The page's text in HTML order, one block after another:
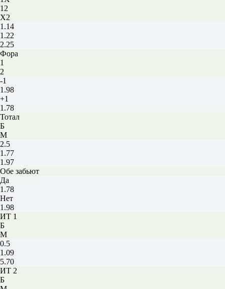
12
X2
1.14
1.22
2.25
Фора
1
2
-1
1.98
+1
1.78
Тотал
Б
М
2.5
1.77
1.97
Обе забьют
Да
1.78
Нет
1.98
ИТ 1
Б
М
0.5
1.09
5.70
ИТ 2
Б